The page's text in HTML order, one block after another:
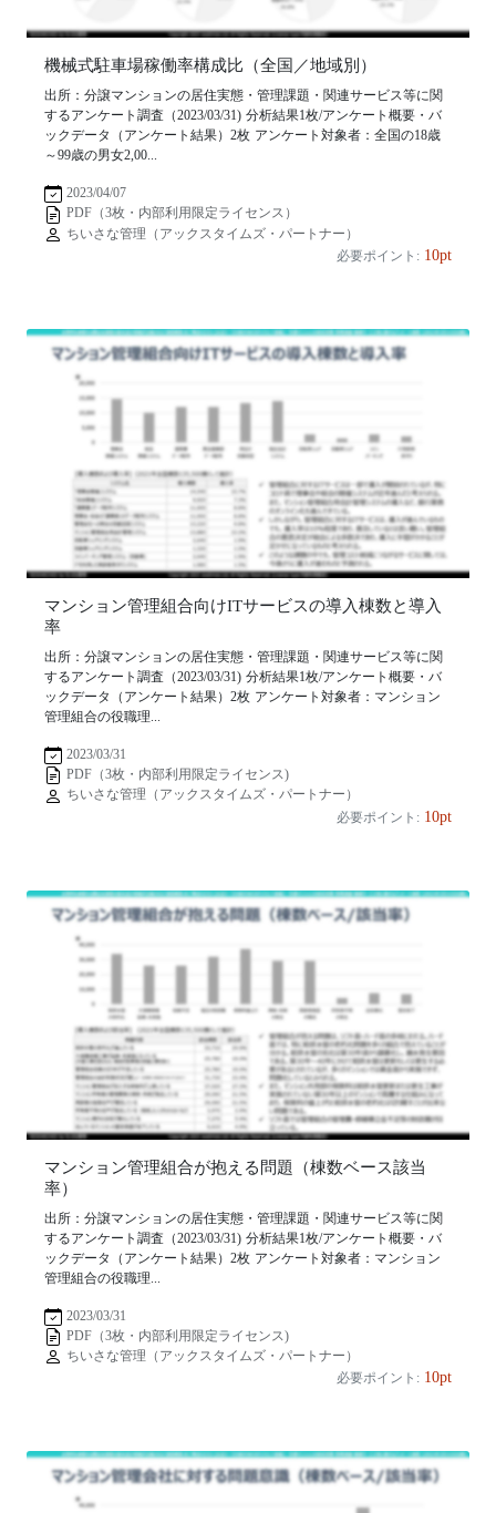
機械式駐車場稼働率構成比（全国／地域別）
出所：分譲マンションの居住実態・管理課題・関連サービス等に関
するアンケート調査（2023/03/31) 分析結果1枚/アンケート概要・バ
ックデータ（アンケート結果）2枚 アンケート対象者：全国の18歳
～99歳の男女2,00...
2023/04/07
PDF（3枚・内部利用限定ライセンス）
ちいさな管理（アックスタイムズ・パートナー）
必要ポイント: 10pt
マンション管理組合向けITサービスの導入棟数と導入
率
出所：分譲マンションの居住実態・管理課題・関連サービス等に関
するアンケート調査（2023/03/31) 分析結果1枚/アンケート概要・バ
ックデータ（アンケート結果）2枚 アンケート対象者：マンション
管理組合の役職理...
2023/03/31
PDF（3枚・内部利用限定ライセンス)
ちいさな管理（アックスタイムズ・パートナー）
必要ポイント: 10pt
マンション管理組合が抱える問題（棟数ベース該当
率）
出所：分譲マンションの居住実態・管理課題・関連サービス等に関
するアンケート調査（2023/03/31) 分析結果1枚/アンケート概要・バ
ックデータ（アンケート結果）2枚 アンケート対象者：マンション
管理組合の役職理...
2023/03/31
PDF（3枚・内部利用限定ライセンス)
ちいさな管理（アックスタイムズ・パートナー）
必要ポイント: 10pt